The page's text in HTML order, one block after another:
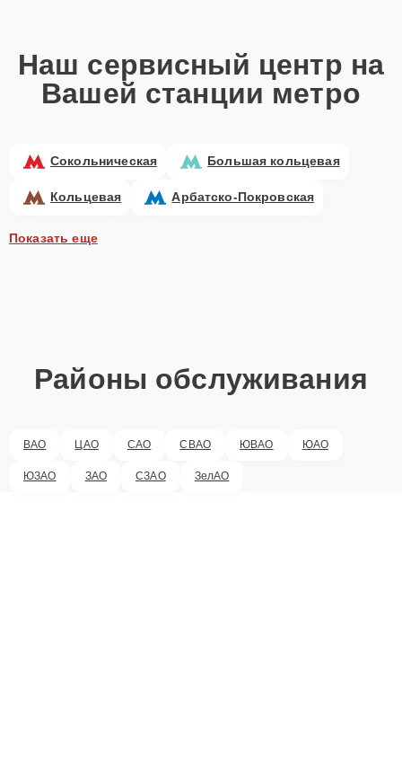
Наш сервисный центр на
Вашей станции метро
Сокольническая Большая кольцевая
Кольцевая Арбатско-Покровская
Показать еще
Районы обслуживания
ВАО ЦАО САО СВАО ЮВАО ЮАО
ЮЗАО ЗАО СЗАО ЗелАО